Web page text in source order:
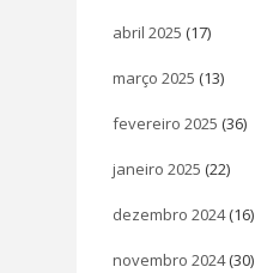
abril 2025 (17)
março 2025 (13)
fevereiro 2025 (36)
janeiro 2025 (22)
dezembro 2024(16)
novembro 2024(30)